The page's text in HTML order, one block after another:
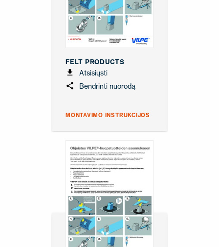
FELT PRODUCTS
Atsisiųsti
Bendrinti nuorodą
MONTAVIMO INSTRUKCIJOS